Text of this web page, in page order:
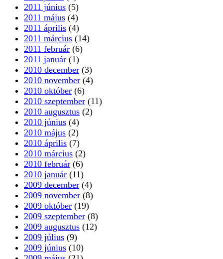
2011 június (5)
2011 május (4)
2011 április (4)
2011 március (14)
2011 február (6)
2011 január (1)
2010 december (3)
2010 november (4)
2010 október (6)
2010 szeptember (11)
2010 augusztus (2)
2010 június (4)
2010 május (2)
2010 április (7)
2010 március (2)
2010 február (6)
2010 január (11)
2009 december (4)
2009 november (8)
2009 október (19)
2009 szeptember (8)
2009 augusztus (12)
2009 július (9)
2009 június (10)